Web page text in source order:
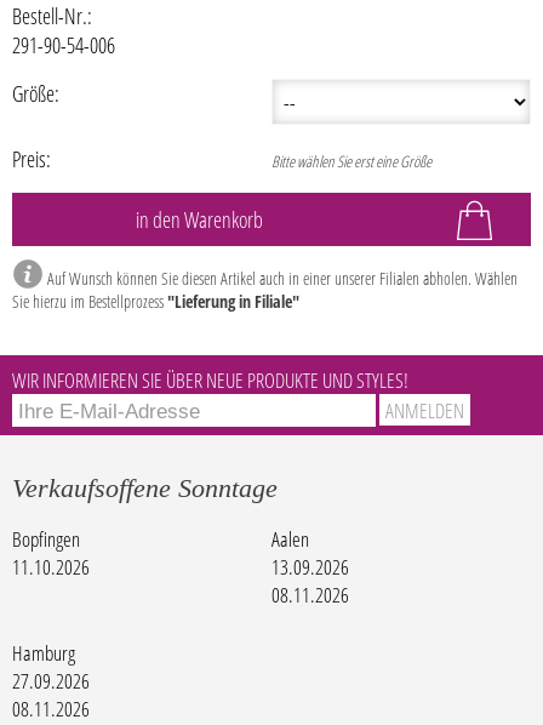
Bestell-Nr.:
291-90-54-006
Größe:
Preis: Bitte wählen Sie erst eine Größe
Auf Wunsch können Sie diesen Artikel auch in einer unserer Filialen abholen. Wählen
Sie hierzu im Bestellprozess"Lieferung in Filiale"
WIR INFORMIEREN SIE ÜBER NEUE PRODUKTE UND STYLES!
Verkaufsoffene Sonntage
Bopfingen
11.10.2026
Aalen
13.09.2026
08.11.2026
Hamburg
27.09.2026
08.11.2026